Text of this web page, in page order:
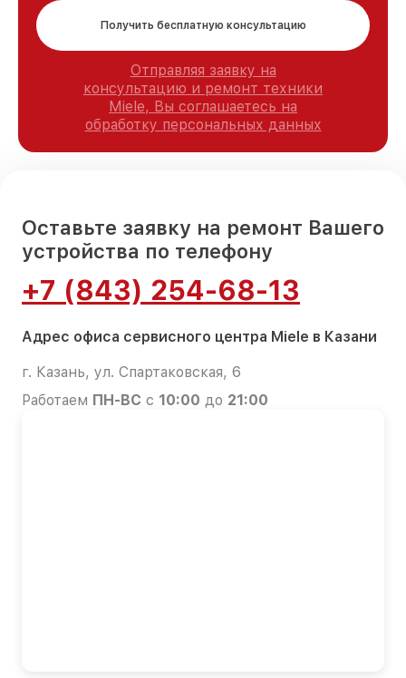
Получить бесплатную консультацию
Отправляя заявку на
консультацию и ремонт техники
Miele, Вы соглашаетесь на
обработку персональных данных
Оставьте заявку на ремонт Вашего
устройства по телефону
+7 (843) 254-68-13
Адрес офиса сервисного центра Miele в Казани
г. Казань, ул. Спартаковская, 6
Работаем ПН-ВС с 10:00 до 21:00